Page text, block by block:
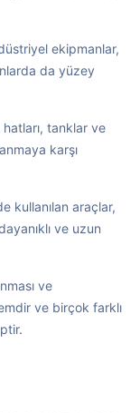
ekipmanlar,
da yüzey
tanklar ve
karşı
kullanılan araçlar,
ve uzun
ve
ve birçok farklı